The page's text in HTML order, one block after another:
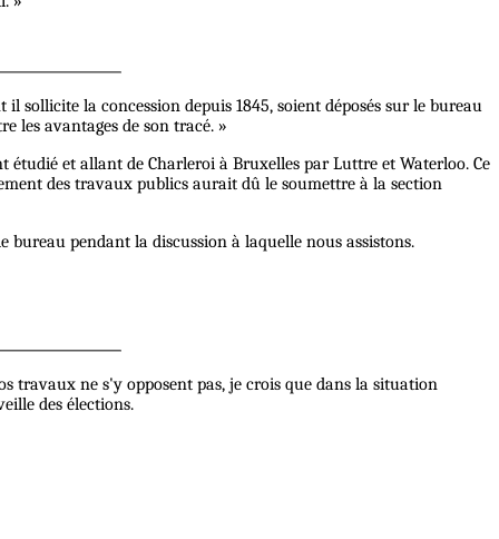
sollicite la concession depuis 1845, soient déposés sur le bureau
les avantages de son tracé. »
et allant de Charleroi à Bruxelles par Luttre et Waterloo. Ce
des travaux publics aurait dû le soumettre à la section
pendant la discussion à laquelle nous assistons.
travaux ne s'y opposent pas, je crois que dans la situation
des élections.